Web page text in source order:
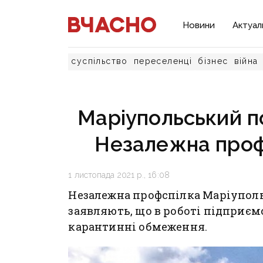
Новини
суспільство переселенці бізнес війна
Маріупольський
Незалежна
1 листопада 2021 р., 16:08
Незалежна профспілка
заявляють, що в роботі
карантинні обмеження.